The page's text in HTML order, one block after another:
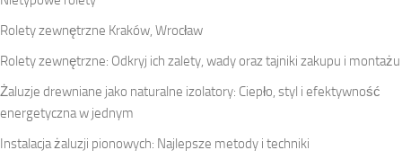
Rolety zewnętrzne Kraków, Wrocław
Rolety zewnętrzne: Odkryj ich zalety, wady oraz tajniki zakupu i montażu
Żaluzje drewniane jako naturalne izolatory: Ciepło, styl i efektywność
energetyczna w jednym
Instalacja żaluzji pionowych: Najlepsze metody i techniki